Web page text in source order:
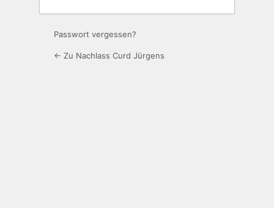
Passwort vergessen?
← Zu Nachlass Curd Jürgens